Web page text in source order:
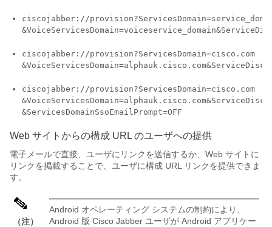
ciscojabber://
ciscojabber://provision?ServicesDomain=cisco.com
ciscojabber://provision?ServicesDomain=cisco.com
&ServicesDomainSsoEmailPrompt=OFF
Web サイトからの構成 URL のユーザへの提供
電子メールで直接、ユーザにリンクを送信するか、Web サイトに
リンクを掲載することで、ユーザに構成 URL リンクを提供できま
す。
（注）
Android オペレーティング システムの制約により、
Android 版 Cisco Jabber ユーザが Android アプリケー